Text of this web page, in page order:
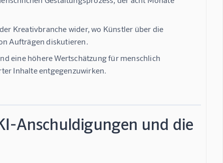
Kreativbranche wider, wo Künstler über die
Aufträgen diskutieren.
eine höhere Wertschätzung für menschlich
Inhalte entgegenzuwirken.
Anschuldigungen und die